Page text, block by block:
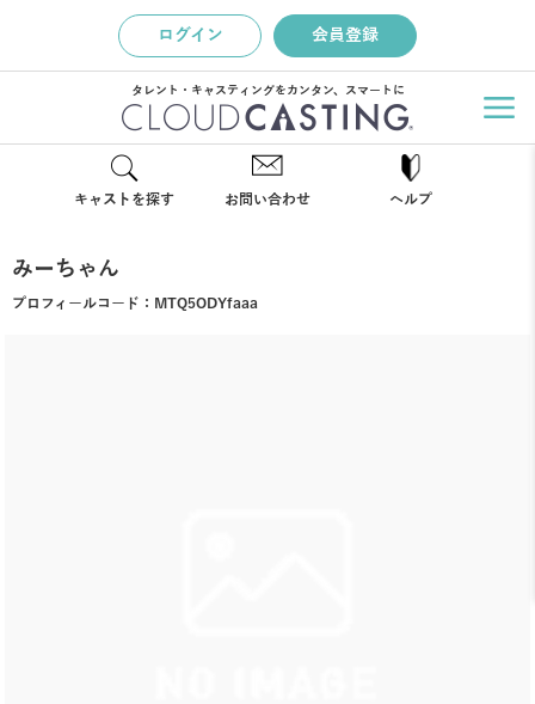
ログイン 会員登録
タレント・キャスティングをカンタン、スマートに
キャストを探す お問い合わせ ヘルプ
みーちゃん
プロフィールコード： MTQ5ODYfaaa